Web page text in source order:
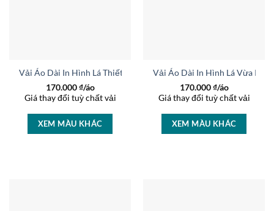
Vải Áo Dài In Hình Lá Thiết Kế 2026 AD 45829
170.000₫/áo
Giá thay đổi tuỳ chất vải
XEM MÀU KHÁC
Vải Áo Dài In Hình Lá Vừa Ra
170.000₫/áo
Giá thay đổi tuỳ chất vải
XEM MÀU KHÁC